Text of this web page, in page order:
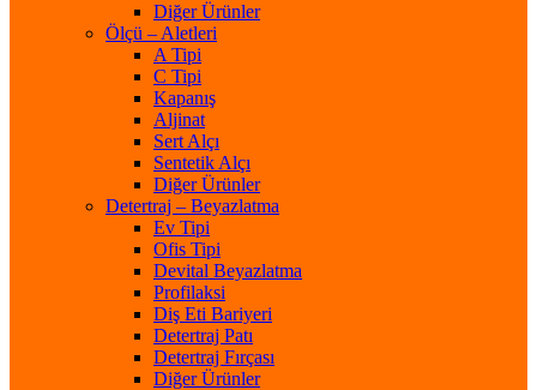
Diğer Ürünler
Ölçü – Aletleri
A Tipi
C Tipi
Kapanış
Aljinat
Sert Alçı
Sentetik Alçı
Diğer Ürünler
Detertraj – Beyazlatma
Ev Tipi
Ofis Tipi
Devital Beyazlatma
Profilaksi
Diş Eti Bariyeri
Detertraj Patı
Detertraj Fırçası
Diğer Ürünler